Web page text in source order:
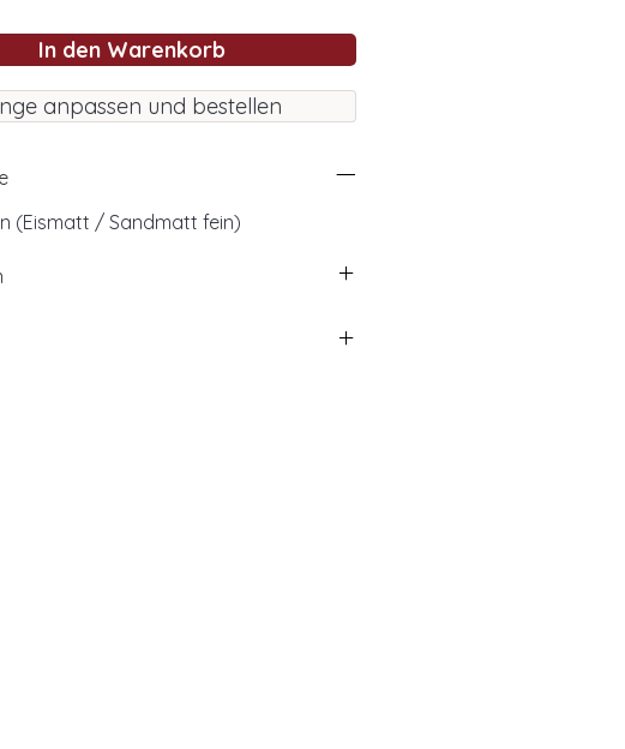
In den Warenkorb
anpassen und bestellen
(Eismatt / Sandmatt fein)